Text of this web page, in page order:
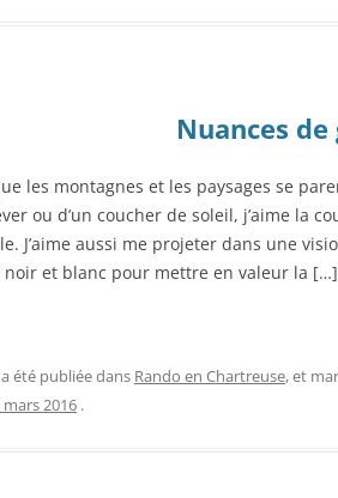
Nuances de
les montagnes et les paysages se
ou d’un coucher de soleil, j’aime la
J’aime aussi me projeter dans une
noir et blanc pour mettre en valeur la […]
été publiée dans Rando en Chartreuse, et
mars 2016 .